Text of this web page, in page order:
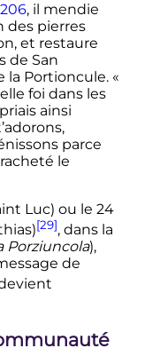
, il mendie
des pierres
et restaure
de San
la Portioncule. «
foi dans les
ainsi
parce
le
Luc) ou le 24
[29], dans la
Porziuncola),
de